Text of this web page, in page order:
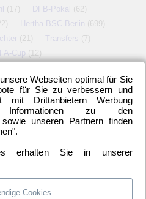
(17) DFB-Pokal (62)
Hertha BSC Berlin (699)
(21) Transfers (7)
Cup (12)
Feed WordPress.org
Webseiten optimal für Sie
für Sie zu verbessern und
mit Drittanbietern Werbung
Informationen zu den
sowie unseren Partnern finden
erhalten Sie in unserer
Cookies